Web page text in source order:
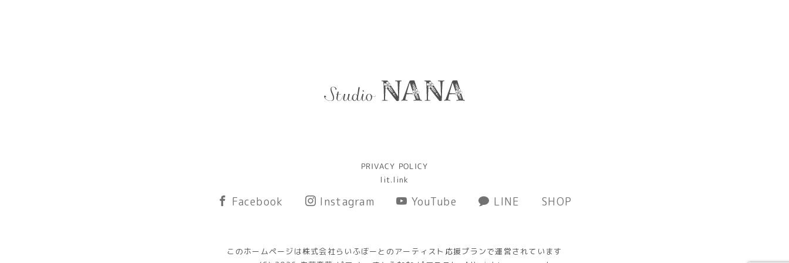
PRIVACY POLICY
lit.link
Facebook Instagram YouTube LINE SHOP
このホームページは株式会社らいふぼーとのアーティスト応援プランで運営されています